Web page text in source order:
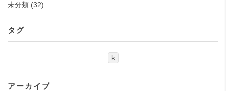
未分類 (32)
タグ
k
アーカイブ